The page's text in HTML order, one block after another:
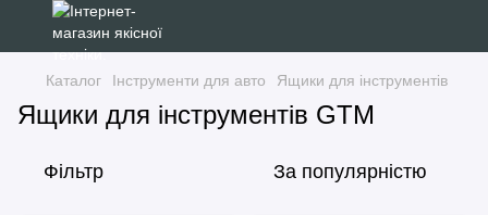
Каталог Інструменти для авто Ящики для інструментів
Ящики для інструментів GTM
Фільтр За популярністю